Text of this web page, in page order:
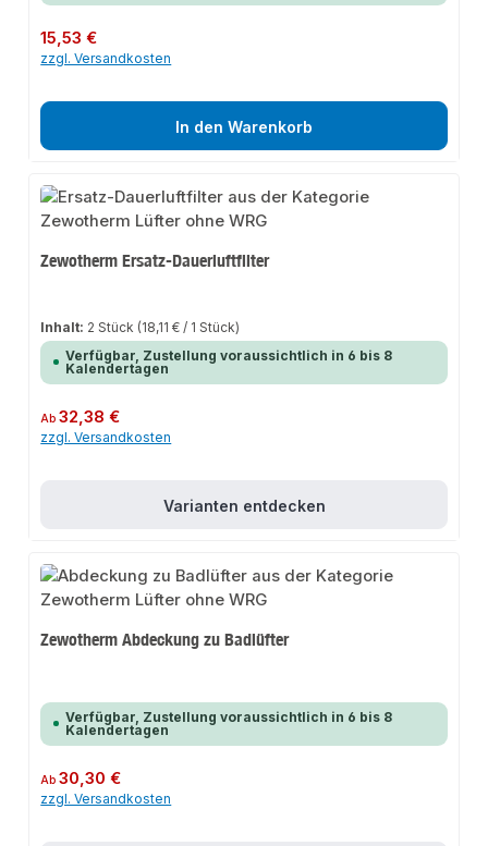
Regulärer Preis:
15,53 €
zzgl. Versandkosten
In den Warenkorb
Zewotherm Ersatz-Dauerluftfilter
Inhalt: 2 Stück (18,11 € / 1 Stück)
Verfügbar, Zustellung voraussichtlich in 6 bis 8
Kalendertagen
Regulärer Preis:
Ab32,38 €
zzgl. Versandkosten
Varianten entdecken
Zewotherm Abdeckung zu Badlüfter
Verfügbar, Zustellung voraussichtlich in 6 bis 8
Kalendertagen
Regulärer Preis:
Ab30,30 €
zzgl. Versandkosten